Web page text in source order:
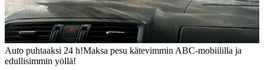
Auto puhtaaksi 24 h!Maksa pesu kätevimmin ABC-mobiililla ja
edullisimmin yöllä!